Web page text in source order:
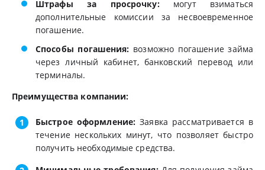
Штрафы за просрочку:могут взиматься
дополнительные комиссии за несвоевременное
погашение.
Способы погашения: возможно погашение займа
через личный кабинет, банковский перевод или
терминалы.
Преимущества компании:
Быстрое оформление: Заявка рассматривается в
течение нескольких минут, что позволяет быстро
получить необходимые средства.